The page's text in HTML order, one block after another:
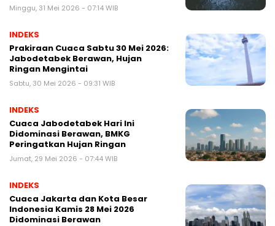
Minggu, 31 Mei 2026 - 07:14 WIB
INDEKS
Prakiraan Cuaca Sabtu 30 Mei 2026:
Jabodetabek Berawan, Hujan
Ringan Mengintai
Sabtu, 30 Mei 2026 - 09:31 WIB
INDEKS
Cuaca Jabodetabek Hari Ini
Didominasi Berawan, BMKG
Peringatkan Hujan Ringan
Jumat, 29 Mei 2026 - 07:44 WIB
INDEKS
Cuaca Jakarta dan Kota Besar
Indonesia Kamis 28 Mei 2026
Didominasi Berawan